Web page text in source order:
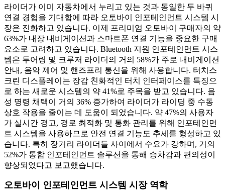
라이더가 이미 자동차에서 누리고 있는 것과 동일한 두 바퀴
연결 경험을 기대함에 따라 오토바이 인포테인먼트 시스템 시
장은 진화하고 있습니다. 이제 프리미엄 오토바이 구매자의 약
63%가 내장 내비게이션과 스마트폰 연결 기능을 중요한 구매
요소로 고려하고 있습니다. Bluetooth 지원 인포테인먼트 시스
템은 투어링 및 크루저 라이더의 거의 58%가 주로 내비게이션
안내, 음악 제어 및 핸즈프리 통신을 위해 사용합니다. 터치스
크린 디스플레이는 장갑 친화적인 터치 인터페이스를 특징으
로 하는 새로운 시스템의 약 41%로 주목을 받고 있습니다. 음
성 명령 채택이 거의 36% 증가하여 라이더가 라이딩 중 수동
상호 작용을 줄이는 데 도움이 되었습니다. 약 47%의 사용자
가 실시간 경고, 경로 최적화 및 통화 관리를 위해 인포테인먼
트 시스템을 사용하므로 안전 연결 기능도 추세를 형성하고 있
습니다. 특히 장거리 라이더들 사이에서 수요가 강하며, 거의
52%가 통합 인포테인먼트 솔루션을 통해 승차감과 편의성이
향상되었다고 보고했습니다.
오토바이 인포테인먼트 시스템 시장 역학